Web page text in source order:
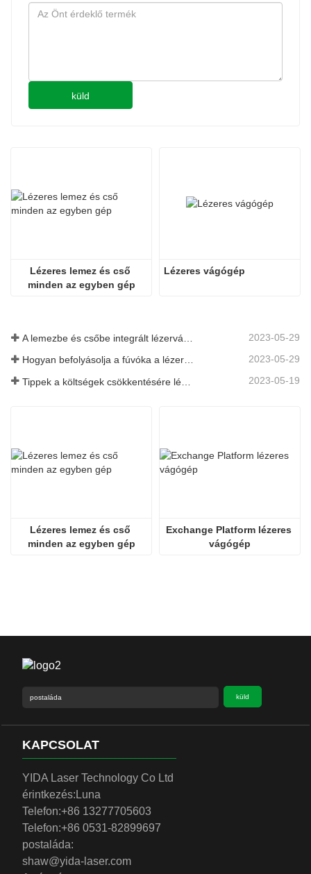
küld
Lézeres lemez és cső
minden az egyben gép
Lézeres vágógép
2023-05-29
Hogyan befolyásolja a fúvóka a lézeres vágás minőségét? 2023-05-29
2023-05-19
Lézeres lemez és cső
minden az egyben gép
Exchange Platform lézeres
vágógép
küld
KAPCSOLAT
YIDA Laser Technology Co Ltd
érintkezés: Luna
Telefon:+86 13277705603
Telefon:+86 0531-82899697
postaláda:
shaw@yida-laser.com